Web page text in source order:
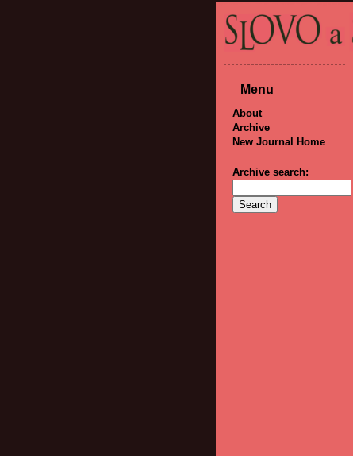
Menu
About
Archive
New Journal Home
Archive search: